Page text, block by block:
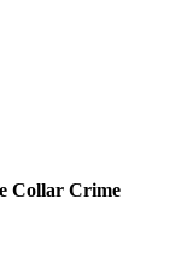
Collar Crime